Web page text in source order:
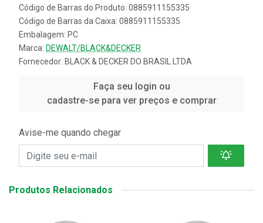
Código de Barras do Produto: 0885911155335
Código de Barras da Caixa: 0885911155335
Embalagem: PC
Marca: DEWALT/BLACK&DECKER
Fornecedor: BLACK & DECKER DO BRASIL LTDA
Faça seu login ou
cadastre-se para ver preços e comprar
Avise-me quando chegar
Produtos Relacionados